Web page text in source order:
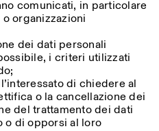
comunicati, in particolare
organizzazioni
dei dati personali
i criteri utilizzati
di chiedere al
o la cancellazione dei
del trattamento dei dati
o di opporsi al loro